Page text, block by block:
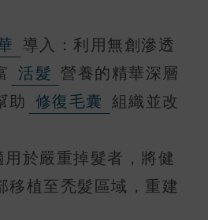
導入：利用無創滲透
活髮 營養的精華深層
助 修復毛囊 組織並改
用於嚴重掉髮者，將健
移植至禿髮區域，重建